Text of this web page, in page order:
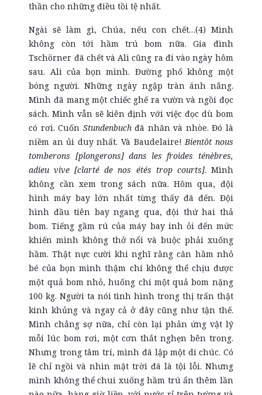
thần cho những điều tồi tệ nhất.
Ngài sẽ làm gì, Chúa, nếu con chết…(4) Mình
không còn tới hầm trú bom nữa. Gia đình
Tschörner đã chết và Ali cũng ra đi vào ngày hôm
sau. Ali của bọn mình. Đường phố không một
bóng người. Những ngày ngập tràn ánh nắng.
Mình đã mang một chiếc ghế ra vườn và ngồi đọc
sách. Mình vẫn sẽ kiên định với việc đọc dù bom
có rơi. Cuốn Stundenbuchđã nhăn và nhòe. Đó là
niềm an ủi duy nhất. Và Baudelaire!Bientôt nous
tomberons [plongerons] dans les froides ténèbres,
adieu vive [clarté de nos étés trop courts]. Mình
không cần xem trong sách nữa. Hôm qua, đội
hình máy bay lớn nhất từng thấy đã đến. Đội
hình đầu tiên bay ngang qua, đội thứ hai thả
bom. Tiếng gầm rú của máy bay inh ỏi đến mức
khiến mình không thở nổi và buộc phải xuống
hầm. Thật nực cười khi nghĩ rằng căn hầm nhỏ
bé của bọn mình thậm chí không thể chịu được
một quả bom nhỏ, huống chi một quả bom nặng
100 kg. Người ta nói tình hình trong thị trấn thật
kinh khủng và ngay cả ở đây cũng như tận thế.
Mình chẳng sợ nữa, chỉ còn lại phản ứng vật lý
mỗi lúc bom rơi, một cơn thắt nghẹn bên trong.
Nhưng trong tâm trí, mình đã lập một di chúc. Có
lẽ chỉ ngồi và nhìn mặt trời đã là tội lỗi. Nhưng
mình không thể chui xuống hầm trú ẩn thêm lần